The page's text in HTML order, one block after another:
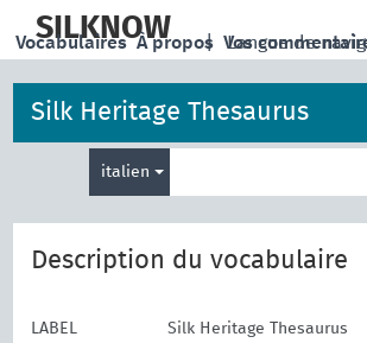
main
SILKNOW | Langue de
Vocabulaires À propos Vos
Silk Heritage Thesaurus
italien
de
recherche
Description du vocabulaire
LABEL Silk Heritage Thesaurus